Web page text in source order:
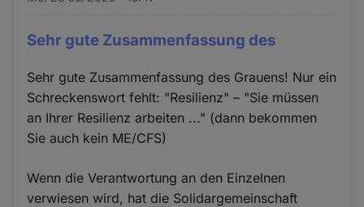
Sehr gute Zusammenfassung des
Sehr gute Zusammenfassung des Grauens! Nur ein
Schreckenswort fehlt: "Resilienz" – "Sie müssen
an Ihrer Resilienz arbeiten ..." (dann bekommen
Sie auch kein ME/CFS)
Wenn die Verantwortung an den Einzelnen
verwiesen wird, hat die Solidargemeinschaft